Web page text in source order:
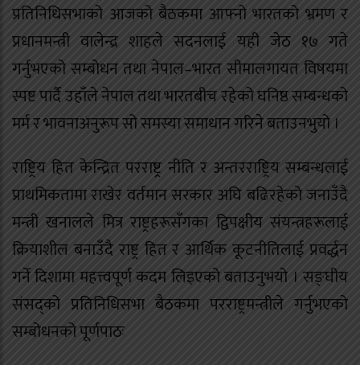
प्रतिनिधिसभाको आजको बैठकमा आफ्नो भारतको भ्रमण र
प्रधानमन्त्री वालेन्द्र शाहले सदनलाई यही जेठ १७ गते
गर्नुभएको सम्बोधन तथा नेपाल–भारत सीमालगायत विषयमा
स्पष्ट पार्दै उहाँले नेपाल तथा भारतबीच रहेको घनिष्ठ सम्बन्धको
मर्म र भावनाअनुरूप सो समस्या समाधान गरिने बताउनभुयो ।
राष्ट्रिय हित केन्द्रित परराष्ट्र नीति र अन्तरराष्ट्रिय सम्बन्धलाई
प्राथमिकतामा राखेर वर्तमान सरकार अघि बढिरहेको जनाउँदै
मन्त्री खनालले मित्र राष्ट्रहरूसँगका द्विपक्षीय संयन्त्रहरूलाई
क्रियाशील बनाउँदै राष्ट्र हित र आर्थिक कूटनीतिलाई प्रवर्द्धन
गर्ने दिशामा महत्त्वपूर्ण कदम लिइएको बताउनुभयो । सङ्घीय
संसद्को प्रतिनिधिसभा बैठकमा परराष्ट्रमन्त्रीले गर्नुभएको
सम्बोधनको पूर्णपाठः